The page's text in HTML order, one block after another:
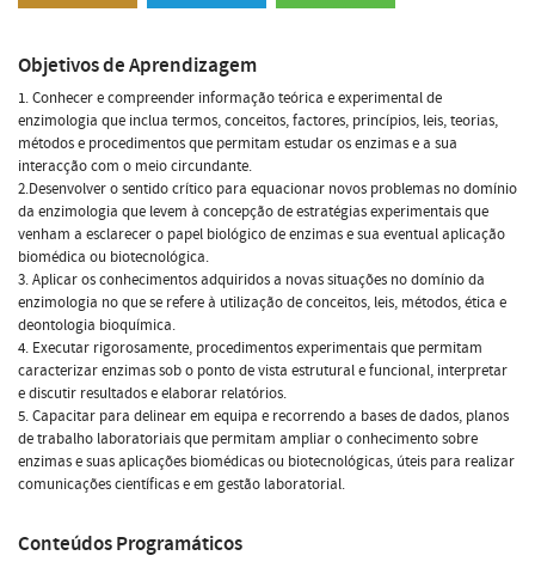
Objetivos de Aprendizagem
1. Conhecer e compreender informação teórica e experimental de
enzimologia que inclua termos, conceitos, factores, princípios, leis, teorias,
métodos e procedimentos que permitam estudar os enzimas e a sua
interacção com o meio circundante.
2.Desenvolver o sentido crítico para equacionar novos problemas no domínio
da enzimologia que levem à concepção de estratégias experimentais que
venham a esclarecer o papel biológico de enzimas e sua eventual aplicação
biomédica ou biotecnológica.
3. Aplicar os conhecimentos adquiridos a novas situações no domínio da
enzimologia no que se refere à utilização de conceitos, leis, métodos, ética e
deontologia bioquímica.
4. Executar rigorosamente, procedimentos experimentais que permitam
caracterizar enzimas sob o ponto de vista estrutural e funcional, interpretar
e discutir resultados e elaborar relatórios.
5. Capacitar para delinear em equipa e recorrendo a bases de dados, planos
de trabalho laboratoriais que permitam ampliar o conhecimento sobre
enzimas e suas aplicações biomédicas ou biotecnológicas, úteis para realizar
comunicações científicas e em gestão laboratorial.
Conteúdos Programáticos